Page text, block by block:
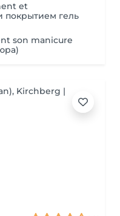
et
покрытием гель
son manicure